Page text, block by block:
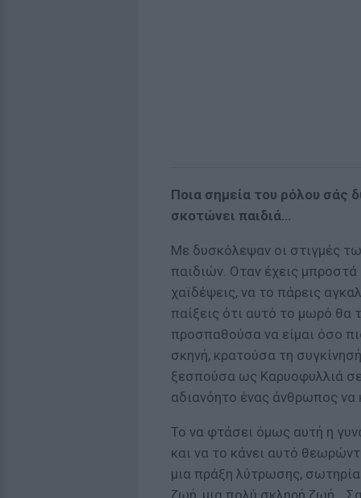
Ποια σηµεία του ρόλου σάς
σκοτώνει παιδιά…
Με δυσκόλεψαν οι στιγµές
παιδιών. Οταν έχεις
χαϊδέψεις, να το πάρεις
παίξεις ότι αυτό το µωρό θα
προσπαθούσα να είµαι όσο
σκηνή, κρατούσα τη
ξεσπούσα ως Καρυοφυλλιά σε
αδιανόητο ένας άνθρωπος να
Το να φτάσει όµως αυτή η
και να το κάνει αυτό
µια πράξη λύτρωσης,